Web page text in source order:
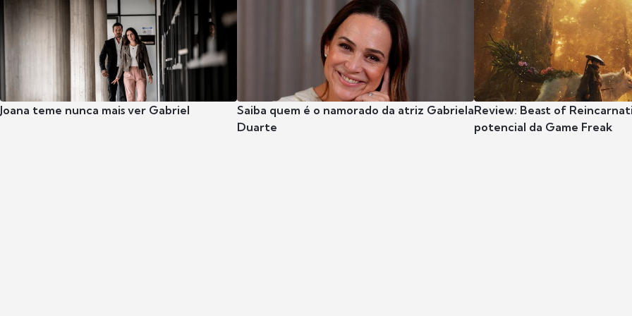
Joana teme nunca mais ver Gabriel
Saiba quem é o namorado da atriz Gabriela
Duarte
Review: Beast of
potencial da Game Freak